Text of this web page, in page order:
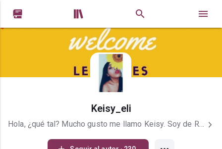
 
Keisy_eli
Hola, ¿qué tal? Mucho gusto me llamo Keisy. Soy de República Dominicana, y me gusta comer sopa con tenedor pues como todos. Dah! Si llegaste hasta mi perfil no pienso que haya sido por mera coincidencia; yo creo fielmente en el destino, así que sin más debo decirte que, sé que ha sido un año difícil y aunque lo contrario a los hechos vamos estar bien :)). Por cierto, me podrías acompañar a terminar mis novelas.